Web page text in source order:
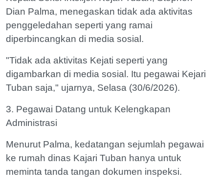
Dian Palma, menegaskan tidak ada aktivitas
penggeledahan seperti yang ramai
diperbincangkan di media sosial.
"Tidak ada aktivitas Kejati seperti yang
digambarkan di media sosial. Itu pegawai Kejari
Tuban saja," ujarnya, Selasa (30/6/2026).
3. Pegawai Datang untuk Kelengkapan
Administrasi
Menurut Palma, kedatangan sejumlah pegawai
ke rumah dinas Kajari Tuban hanya untuk
meminta tanda tangan dokumen inspeksi.